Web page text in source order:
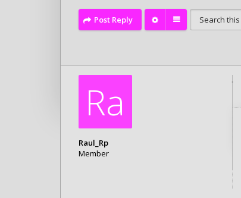
Post Reply
Ra
Raul_Rp
Member